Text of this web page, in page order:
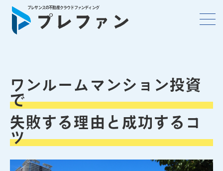
プレサンスの不動産クラウドファンディング
ワンルームマンション投資
で
失敗する理由と成功するコ
ツ